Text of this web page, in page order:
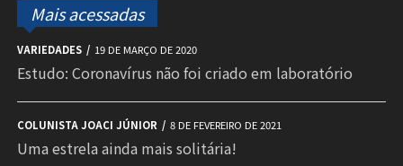
Mais acessadas
VARIEDADES 19 DE MARÇO DE 2020
Estudo: Coronavírus não foi criado em laboratório
COLUNISTA JOACI JÚNIOR 8 DE FEVEREIRO DE 2021
Uma estrela ainda mais solitária!